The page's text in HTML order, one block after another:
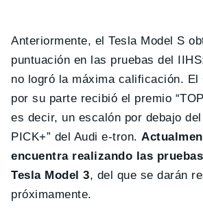
Anteriormente, el Tesla Model S
puntuación en las pruebas del
no logró la máxima calificación. El
por su parte recibió el premio
es decir, un escalón por debajo del
PICK+” del Audi e-tron.
encuentra realizando las
Tesla Model 3, del que se darán
próximamente.